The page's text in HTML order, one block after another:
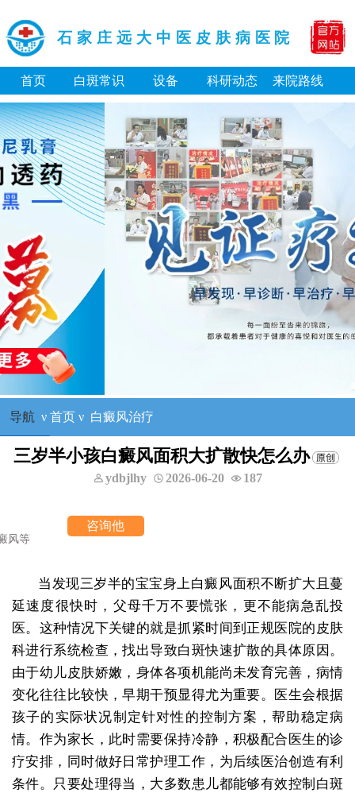
石家庄远大中医皮肤病医院
首页 白斑常识 设备 科研动态 来院路线
导航 ν 首页ν 白癜风治疗
三岁半小孩白癜风面积大扩散快怎么办
ydbjlhy 2026-06-20 187
当发现三岁半的宝宝身上白癜风面积不断扩大且蔓
延速度很快时，父母千万不要慌张，更不能病急乱投
医。这种情况下关键的就是抓紧时间到正规医院的皮肤
科进行系统检查，找出导致白斑快速扩散的具体原因。
由于幼儿皮肤娇嫩，身体各项机能尚未发育完善，病情
变化往往比较快，早期干预显得尤为重要。医生会根据
孩子的实际状况制定针对性的控制方案，帮助稳定病
情。作为家长，此时需要保持冷静，积极配合医生的诊
疗安排，同时做好日常护理工作，为后续医治创造有利
条件。只要处理得当，大多数患儿都能够有效控制白斑